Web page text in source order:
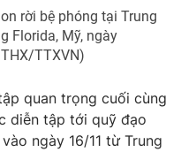
động sản
lòng Việt
mình bằng AI
rời bệ phóng tại Trung
Florida, Mỹ, ngày
TTXVN)
quan trọng cuối cùng
diễn tập tới quỹ đạo
ngày 16/11 từ Trung